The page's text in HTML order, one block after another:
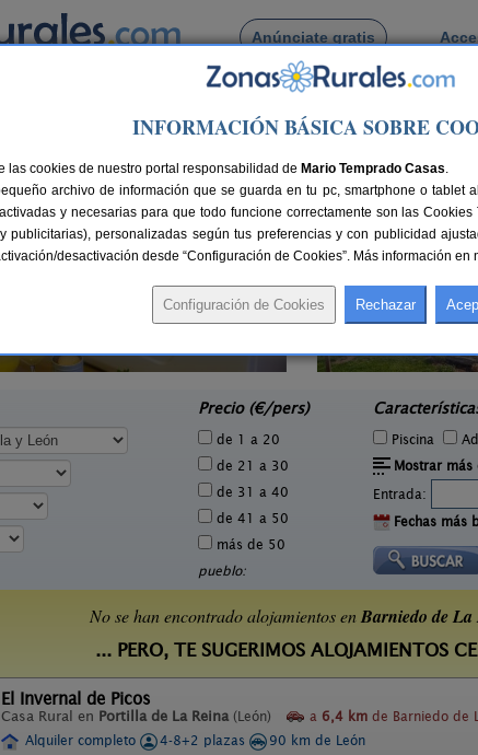
Anúnciate gratis
Busca por pueblo
> Barniedo de La Reina
cerca de Barniedo de La Reina
Casa Rural Molino Chopin
Precio (€/pers)
de 1 a 20
de 21 a 30
de 31 a 40
de 41 a 50
más de 50
pueblo:
Piscina
Mostrar más
Entrada:
Fechas más
No se han encontrado alojamientos enBarniedo de La
... PERO, TE SUGERIMOS ALOJAMIENTOS
El Invernal de Picos
Casa Rural en Portilla de La Reina (León) a 6,4 km de Barniedo de
Alquiler completo
4-8+2 plazas
90 km de León
INFORMACIÓN BÁSICA SOBRE
las cookies de nuestro portal responsabilidad de Mario Temprado Casas.
archivo de información que se guarda en tu pc, smartphone o tablet
y necesarias para que todo funcione correctamente son las
publicitarias), personalizadas según tus preferencias y con publicidad
desactivación desde “Configuración de Cookies”. Más información en